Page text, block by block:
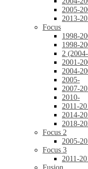
2005-
2013-
Focus
1998-
1998-
2
2001-
2004-
2005-
2007-
2010-
2011-
2014-
2018-
Focus 2
2005-
Focus 3
2011-
Fusion